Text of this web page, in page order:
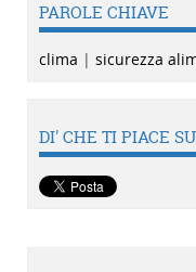
PAROLE CHIAVE
clima | sicurezza
DI' CHE TI PIACE